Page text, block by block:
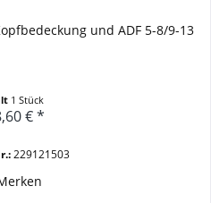
und ADF 5-8/9-13
1 Stück
€ *
229121503